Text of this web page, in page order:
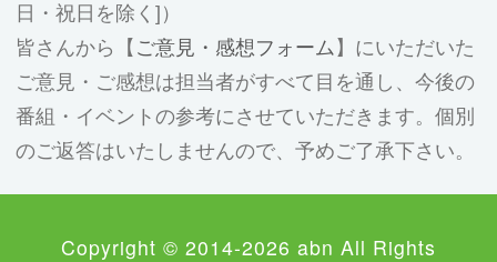
日・祝日を除く]）
皆さんから【 ご意見・感想フォーム 】にいただいた
ご意見・ご感想は担当者がすべて目を通し、今後の
番組・イベントの参考にさせていただきます。個別
のご返答はいたしませんので、予めご了承下さい。
Copyright © 2014-2026 abn All Rights